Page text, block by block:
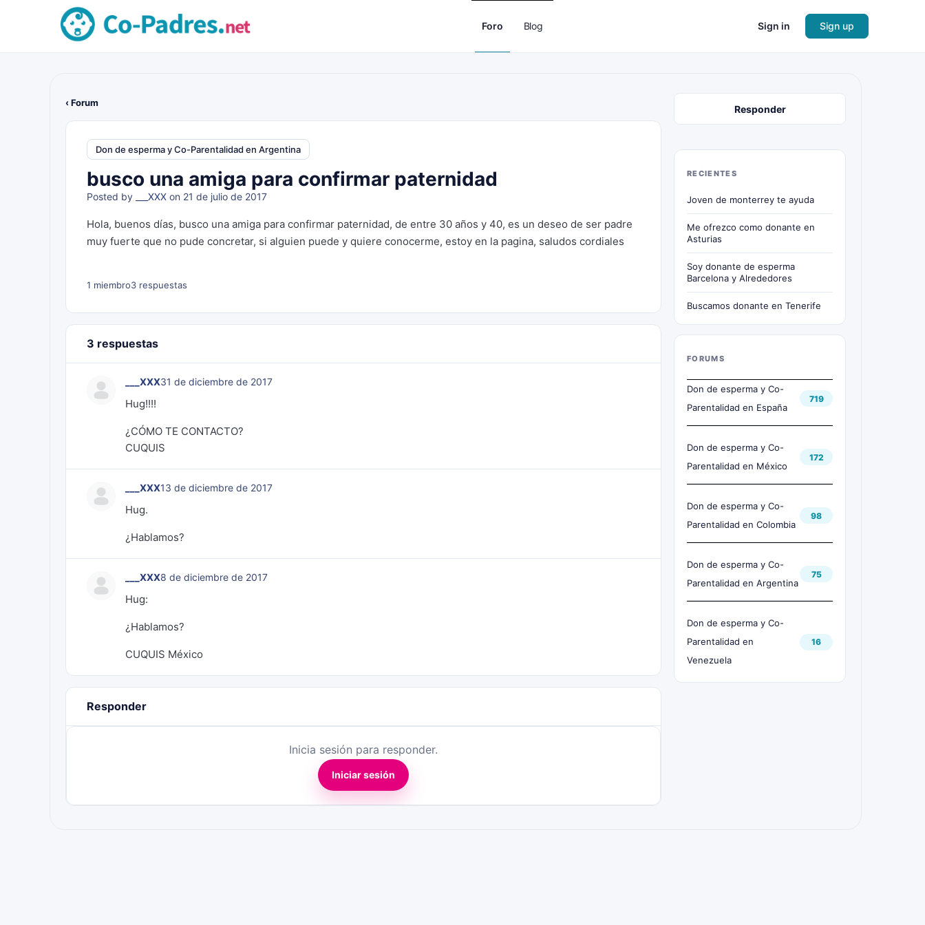
Foro Blog Sign in Sign up
‹ Forum
Don de esperma y Co-Parentalidad en Argentina
busco una amiga para confirmar paternidad
Posted by ___XXX on 21 de julio de 2017
Hola, buenos días, busco una amiga para confirmar paternidad, de entre 30 años y 40, es un deseo de ser padre
muy fuerte que no pude concretar, si alguien puede y quiere conocerme, estoy en la pagina, saludos cordiales
1 miembro3 respuestas
3 respuestas
___XXX31 de diciembre de 2017
Hug!!!!
¿CÓMO TE CONTACTO?
CUQUIS
___XXX13 de diciembre de 2017
Hug.
¿Hablamos?
___XXX8 de diciembre de 2017
Hug:
¿Hablamos?
CUQUIS México
Responder
Inicia sesión para responder.
Iniciar sesión
Responder
RECIENTES
Joven de monterrey te ayuda
Me ofrezco como donante en
Asturias
Soy donante de esperma
Barcelona y Alrededores
Buscamos donante en Tenerife
FORUMS
Don de esperma y Co-
Parentalidad en España
719
Don de esperma y Co-
Parentalidad en México
172
Don de esperma y Co-
Parentalidad en Colombia
98
Don de esperma y Co-
Parentalidad en Argentina
75
Don de esperma y Co-
Parentalidad en
Venezuela
16